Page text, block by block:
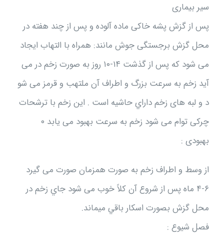
سیر بیماری
پس از گزش پشه خاکی ماده آلوده و پس از چند هفته در
محل گزش برجستگی جوش مانند: همراه با التهاب ایجاد
می شود که پس از گذشت ۱۴-۱۰ روز به صورت زخم در می
آید زخم به سرعت بزرگ و اطراف آن ملتهب و قرمز می شو
د و لبه های زخم داراي حاشيه است . این زخم با ترشحات
چرکی توام می شود زخم به سرعت بهبود می یابد ۰
بهبودی :
از وسط و اطراف زخم به صورت همزمان صورت می گیرد
۶-۴ ماه پس از شروع آن کلاً خوب می شود جاي زخم در
محل گزش بصورت اسكار باقي ميماند.
فصل شیوع :